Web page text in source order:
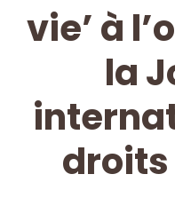
vie’ à
la